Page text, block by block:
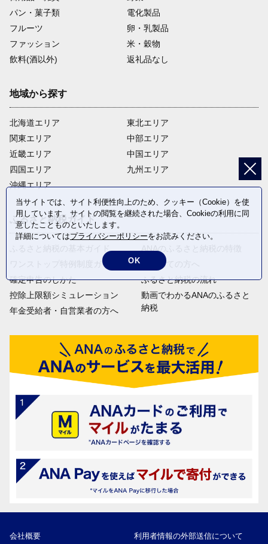
パン・菓子類
電化製品
フルーツ
卵・乳製品
ファッション
米・穀物
飲料(酒以外)
返礼品なし
地域から探す
北海道エリア
関東エリア
近畿エリア
四国エリア
沖縄エリア
東北エリア
中部エリア
中国エリア
九州エリア
ふるさと納税ガイド
ふるさと納税の基本ガイド
ワンストップ特例制度ガイド
確定申告のしかた
控除上限額シミュレーション
年金受給者・自営業者の方へ
ANAのふるさと納税の特徴
はじめての方へ
ふるさと納税の流れ
動画でわかるANAのふるさと
納税
会社概要 利用者情報の外部送信について
当サイトでは、サイト利便性向上のため、クッキー（Cookie）を使
用しています。サイトの閲覧を継続された場合、Cookieの利用に同
意したことものといたします。
詳細についてはプライバシーポリシーをお読みください。
OK